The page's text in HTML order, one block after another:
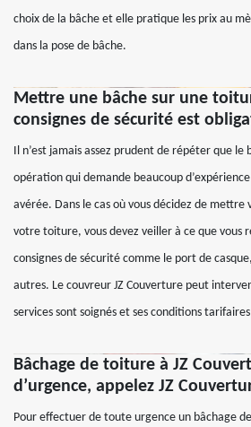
choix de la bâche et elle pratique les prix au
dans la pose de bâche.
Mettre une bâche sur une
consignes de sécurité est
Il n’est jamais assez prudent de répéter que
opération qui demande beaucoup
avérée. Dans le cas où vous décidez de mettre
votre toiture, vous devez veiller à ce que vous
consignes de sécurité comme le port de
autres. Le couvreur JZ Couverture peut
services sont soignés et ses conditions
Bâchage de toiture à JZ
d’urgence, appelez JZ
Pour effectuer de toute urgence un bâchage